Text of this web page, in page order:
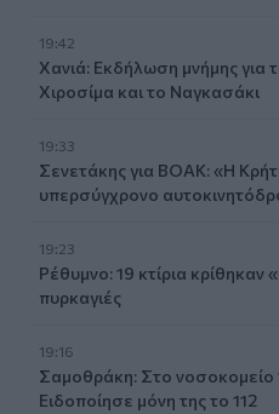
19:42
Χανιά: Εκδήλωση μνήμης για
Χιροσίμα και το Ναγκασάκι
19:33
Σενετάκης για ΒΟΑΚ: «Η
υπερσύγχρονο
19:23
Ρέθυμνο: 19 κτίρια κρίθηκαν
πυρκαγιές
19:16
Σαμοθράκη: Στο
Ειδοποίησε μόνη της το 112